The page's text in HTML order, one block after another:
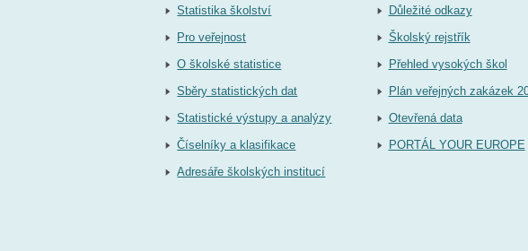
Statistika školství
Pro veřejnost
O školské statistice
Sběry statistických dat
Statistické výstupy a analýzy
Číselníky a klasifikace
Adresáře školských institucí
Důležité odkazy
Školský rejstřík
Přehled vysokých škol
Plán veřejných zakázek
Otevřená data
PORTÁL YOUR EUROPE